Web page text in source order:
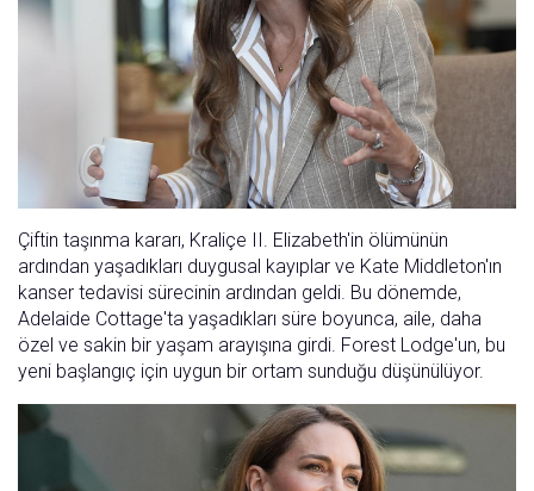
Çiftin taşınma kararı, Kraliçe II. Elizabeth'in ölümünün
ardından yaşadıkları duygusal kayıplar ve Kate Middleton'ın
kanser tedavisi sürecinin ardından geldi. Bu dönemde,
Adelaide Cottage'ta yaşadıkları süre boyunca, aile, daha
özel ve sakin bir yaşam arayışına girdi. Forest Lodge'un, bu
yeni başlangıç için uygun bir ortam sunduğu düşünülüyor.